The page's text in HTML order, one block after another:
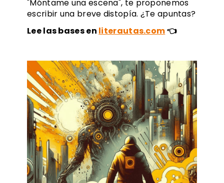
"Móntame una escena", te proponemos
escribir una breve distopía. ¿Te apuntas?
Lee las bases en literautas.com👈